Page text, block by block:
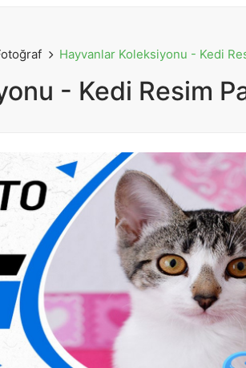
Hayvanlar Koleksiyonu - Kedi
- Kedi Resim